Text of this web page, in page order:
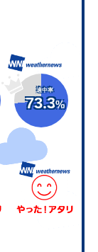
適中率
73.3%